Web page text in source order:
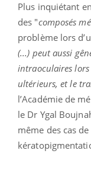
Plus inquiétant
des "composés
problème lors
(...) peut aussi
intraoculaires lors
ultérieurs, et le
l’Académie de
le Dr Ygal
même des cas